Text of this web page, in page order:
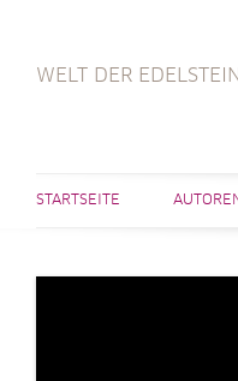
WELT DER
STARTSEITE